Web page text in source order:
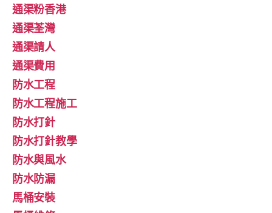
通渠粉香港
通渠荃灣
通渠請人
通渠費用
防水工程
防水工程施工
防水打針
防水打針教學
防水與風水
防水防漏
馬桶安裝